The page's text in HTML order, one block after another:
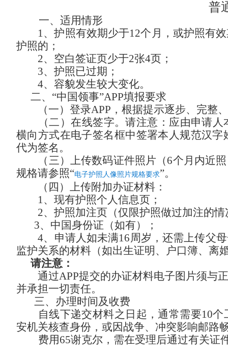
普
一、适用情形
1、护照有效期少于12个月，或护照有
护照的；
2、空白签证页少于2张4页；
3、护照已过期；
4、容貌发生较大变化。
二、 “中国领事”APP填报要求
（一）登录APP，根据提示逐步、完整
（二）在线签字。请注意：应由申请人
横向方式在电子签名框中签署本人规范汉字
代为签名。
（三）上传数码证件照片（6个月内近
规格请参照“电子护照人像照片规格要求”。
（四）上传附加办证材料：
1、现有护照个人信息页；
2、护照加注页（仅限护照做过加注的情
3、中国身份证（如有）
；
4、申请人如未满16周岁，还需上传父
监护关系的材料（如出生证明、户口簿、离
请注意：
通过APP提交的办证材料电子图片须与
并承担一切责任。
三、办理时间及收费
自线下递交材料之日起，通常需要10个
安机关核查身份，或因战争、冲突影响邮路
费用65谢克尔， 需在受理后通过有关证